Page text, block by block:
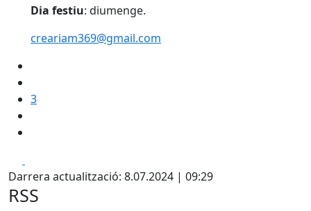
Dia festiu: diumenge.
creariam369@gmail.com
3
Darrera actualització: 8.07.2024 | 09:29
RSS